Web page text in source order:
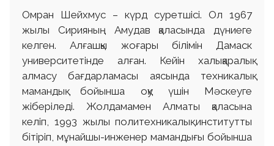
Омран Шейхмус – күрд суретшісі. Ол 1967
жылы Сирияның Амудaв қаласында дүниеге
келген. Алғашқы жоғары білімін Дамаск
университетінде алған. Кейін халықаралық
алмасу бағдарламасы аясында техникалық
мамандық бойынша оқу үшін Мәскеуге
жіберіледі. Жолдамамен Алматы қаласына
келіп, 1993 жылы политехникалық институтты
бітіріп, мұнайшы-инженер мамандығы бойынша